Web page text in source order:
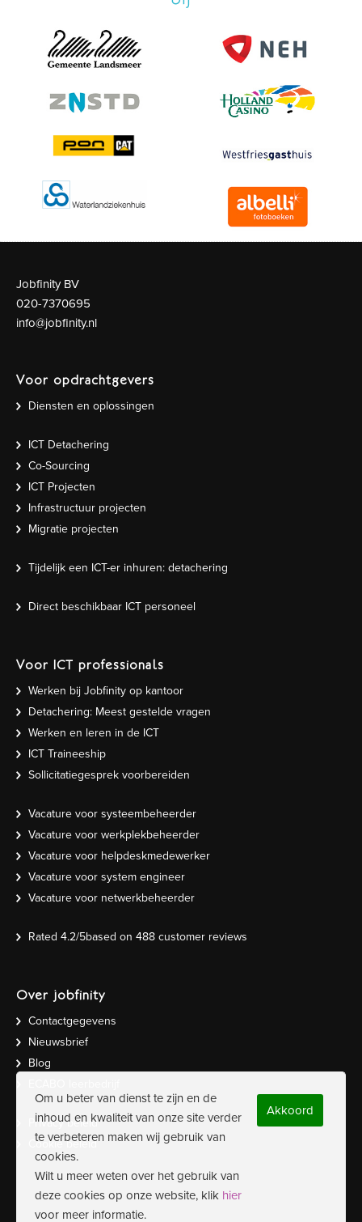
Jobfinity BV
020-7370695
info@jobfinity.nl
Voor opdrachtgevers
Diensten en oplossingen
ICT Detachering
Co-Sourcing
ICT Projecten
Infrastructuur projecten
Migratie projecten
Tijdelijk een ICT-er inhuren: detachering
Direct beschikbaar ICT personeel
Voor ICT professionals
Werken bij Jobfinity op kantoor
Detachering: Meest gestelde vragen
Werken en leren in de ICT
ICT Traineeship
Sollicitatiegesprek voorbereiden
Vacature voor systeembeheerder
Vacature voor werkplekbeheerder
Vacature voor helpdeskmedewerker
Vacature voor system engineer
Vacature voor netwerkbeheerder
Rated 4.2/5based on 488 customer reviews
Over jobfinity
Contactgegevens
Nieuwsbrief
Blog
Privacy beleid
Cookie beleid
Om u beter van dienst te zijn en de
inhoud en kwaliteit van onze site verder
te verbeteren maken wij gebruik van
cookies.
Wilt u meer weten over het gebruik van
deze cookies op onze website, klik hier
voor meer informatie.
Akkoord